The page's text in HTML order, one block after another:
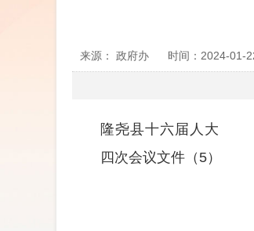
来源： 政府办 时间：2024-01-
隆尧县十六届人 大
四 次会议文件 （ 5）